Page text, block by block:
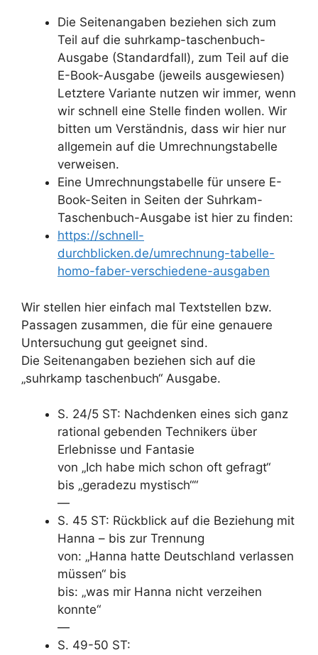
Die Seitenangaben beziehen sich zum
Teil auf die suhrkamp-taschenbuch-
Ausgabe (Standardfall), zum Teil auf die
E-Book-Ausgabe (jeweils ausgewiesen)
Letztere Variante nutzen wir immer, wenn
wir schnell eine Stelle finden wollen. Wir
bitten um Verständnis, dass wir hier nur
allgemein auf die Umrechnungstabelle
verweisen.
Eine Umrechnungstabelle für unsere E-
Book-Seiten in Seiten der Suhrkam-
Taschenbuch-Ausgabe ist hier zu finden:
https://schnell-
durchblicken.de/umrechnung-tabelle-
homo-faber-verschiedene-ausgaben
Wir stellen hier einfach mal Textstellen bzw.
Passagen zusammen, die für eine genauere
Untersuchung gut geeignet sind.
Die Seitenangaben beziehen sich auf die
„suhrkamp taschenbuch“ Ausgabe.
S. 24/5 ST: Nachdenken eines sich ganz
rational gebenden Technikers über
Erlebnisse und Fantasie
von „Ich habe mich schon oft gefragt“
bis „geradezu mystisch““
—
S. 45 ST: Rückblick auf die Beziehung mit
Hanna – bis zur Trennung
von: „Hanna hatte Deutschland verlassen
müssen“ bis
bis: „was mir Hanna nicht verzeihen
konnte“
—
S. 49-50 ST: